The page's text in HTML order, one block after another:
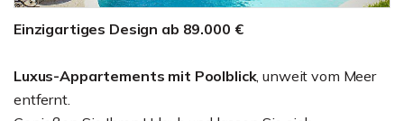
Einzigartiges Design ab 89.000 €
Luxus-Appartements mit Poolblick, unweit vom Meer
entfernt.